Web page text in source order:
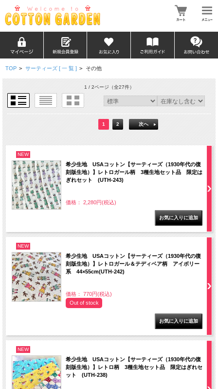
TOP > サーティーズ [ 一 覧 ] > その他
1 / 2ページ（全27件）
1 2 次へ
NEW
希少生地 USAコットン【サーティーズ（1930年代の復
刻版生地）】レトロガール柄 3種生地セット品 限定は
ぎれセット (UTH-243)
価格： 2,280円(税込)
NEW
希少生地 USAコットン【サーティーズ（1930年代の復
刻版生地）】レトロガール＆テディベア柄 アイボリー
系 44×55cm(UTH-242)
価格： 770円(税込)
Out of stock
NEW
希少生地 USAコットン【サーティーズ（1930年代の復
刻版生地）】レトロ柄 3種生地セット品 限定はぎれセ
ット (UTH-238)